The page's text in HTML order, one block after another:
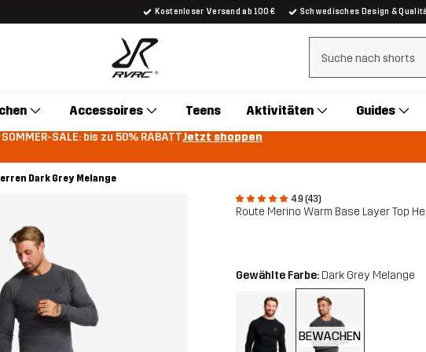
Kostenloser Versand ab 100 € Schwedisches Design &
Suchfilter löschen
Accessoires Teens Aktivitäten Guides
SOMMER-SALE: bis zu 50% RABATTJetzt shoppen
Dark Grey Melange
4.9 (43)
Route Merino Warm Base Layer Top
Gewählte Farbe: Dark Grey Melange
BEWACHEN